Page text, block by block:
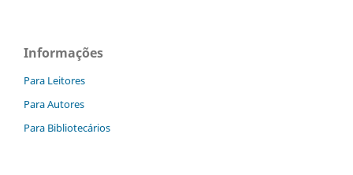
Informações
Para Leitores
Para Autores
Para Bibliotecários